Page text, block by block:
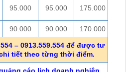
95.000 95.000 175.000
90.000 90.000 170.000
– 0913.559.554 để được tư
tiết theo từng thời điểm.